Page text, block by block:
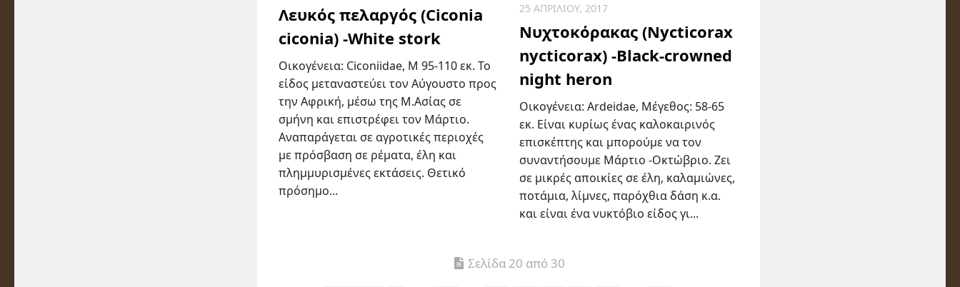
Λευκός πελαργός (Ciconia
ciconia) -White stork
Οικογένεια: Ciconiidae, Μ 95-110 εκ. Το
είδος μεταναστεύει τον Αύγουστο προς
την Αφρική, μέσω της Μ.Ασίας σε
σμήνη και επιστρέφει τον Μάρτιο.
Αναπαράγεται σε αγροτικές περιοχές
με πρόσβαση σε ρέματα, έλη και
πλημμυρισμένες εκτάσεις. Θετικό
πρόσημο...
25 ΑΠΡΙΛΊΟΥ, 2017
Νυχτοκόρακας (Nycticorax
nycticorax) -Black-crowned
night heron
Οικογένεια: Ardeidae, Μέγεθος: 58-65
εκ. Είναι κυρίως ένας καλοκαιρινός
επισκέπτης και μπορούμε να τον
συναντήσουμε Μάρτιο -Οκτώβριο. Ζει
σε μικρές αποικίες σε έλη, καλαμιώνες,
ποτάμια, λίμνες, παρόχθια δάση κ.α.
και είναι ένα νυκτόβιο είδος γι...
Σελίδα 20 από 30